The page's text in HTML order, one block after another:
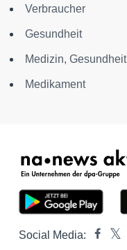
Verbraucher
Gesundheit
Medizin, Gesundheit
Medikament
Social Media: